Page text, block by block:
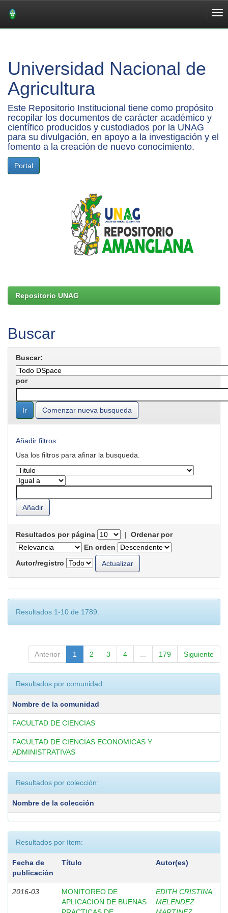
Universidad Nacional de
Agricultura
Este Repositorio Institucional tiene como propósito
recopilar los documentos de carácter académico y
científico producidos y custodiados por la UNAG
para su divulgación, en apoyo a la investigación y el
fomento a la creación de nuevo conocimiento.
Portal
Repositorio UNAG
Buscar
Buscar:
por
Comenzar nueva busqueda
Añadir filtros:
Usa los filtros para afinar la busqueda.
Resultados por página | Ordenar por
En orden
Autor/registro
Resultados 1-10 de 1789.
Anterior 1 2 3 4 179 Siguiente
Resultados por comunidad:
Nombre de la comunidad
FACULTAD DE CIENCIAS
FACULTAD DE CIENCIAS ECONOMICAS Y
ADMINISTRATIVAS
Resultados por colección:
Nombre de la colección
Resultados por ítem:
Fecha de
publicación
Título Autor(es)
2016-03
MONITOREO DE
APLICACION DE BUENAS
EDITH CRISTINA
MELENDEZ